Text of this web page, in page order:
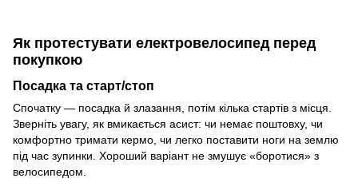
Як протестувати електровелосипед перед
покупкою
Посадка та старт/стоп
Спочатку — посадка й злазання, потім кілька стартів з місця.
Зверніть увагу, як вмикається асист: чи немає поштовху, чи
комфортно тримати кермо, чи легко поставити ноги на землю
під час зупинки. Хороший варіант не змушує «боротися» з
велосипедом.